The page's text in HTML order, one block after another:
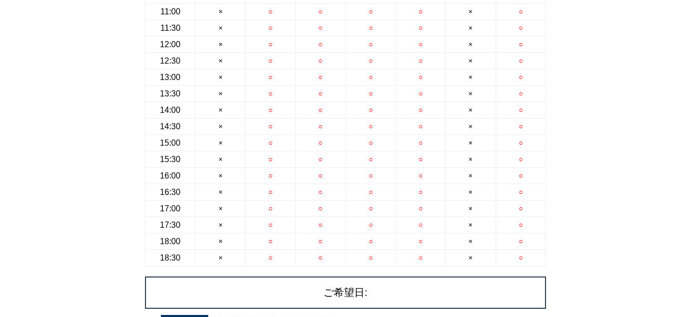
11:00
11:30
12:00
12:30
13:00
13:30
14:00
14:30
15:00
15:30
16:00
16:30
17:00
17:30
18:00
18:30
×
×
×
×
×
×
×
×
×
×
×
×
×
×
×
×
○
○
○
○
○
○
○
○
○
○
○
○
○
○
○
○
○
○
○
○
○
○
○
○
○
○
○
○
○
○
○
○
○
○
○
○
○
○
○
○
○
○
○
○
○
○
○
○
○
○
○
○
○
○
○
○
○
○
○
○
○
○
○
○
×
×
×
×
×
×
×
×
×
×
×
×
×
×
×
×
○
○
○
○
○
○
○
○
○
○
○
○
○
○
○
○
ご希望日: